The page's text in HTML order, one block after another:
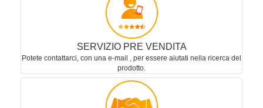
SERVIZIO PRE VENDITA
Potete contattarci, con una e-mail , per essere aiutati nella ricerca del
prodotto.